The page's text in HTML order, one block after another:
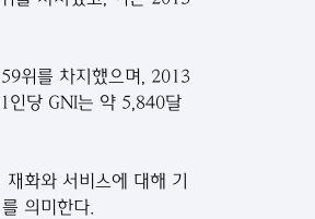
위를 차지했으며, 2013
인당 GNI는 약 5,840달
화와 서비스에 대해 기
의미한다.